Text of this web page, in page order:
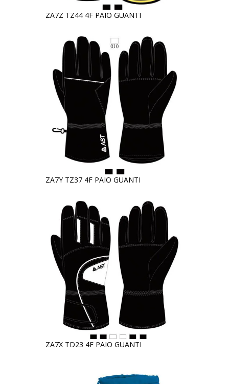
ZA7Z TZ44 4F PAIO GUANTI
ZA7Y TZ37 4F PAIO GUANTI
ZA7X TD23 4F PAIO GUANTI